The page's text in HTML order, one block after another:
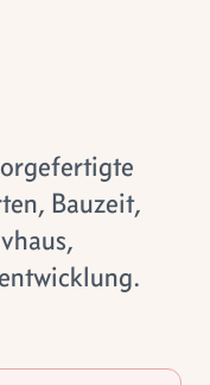
Bauzeit,